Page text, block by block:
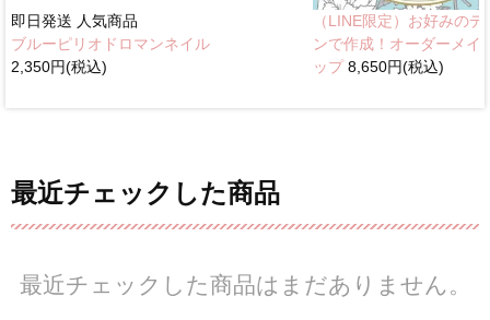
即日発送 人気商品
ブルーピリオドロマンネイル
2,350円(税込)
（LINE限定）お好みのデ
ンで作成！オーダーメイ
ップ8,650円(税込)
最近チェックした商品
最近チェックした商品はまだありません。